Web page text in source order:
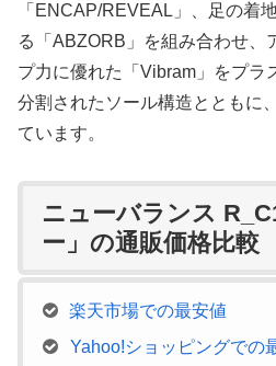
「ENCAP/REVEAL」、足の着
る「ABZORB」を組み合わせ、
プ力に優れた「Vibram」をプラ
分割されたソール構造とともに
ています。
ニューバランス
ー」の通販価格比較
楽天市場での最安値
Yahoo!ショッピングでの